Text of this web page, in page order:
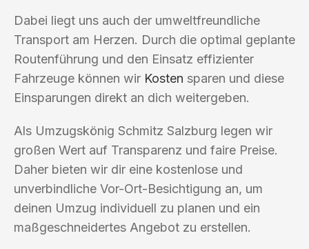
Dabei liegt uns auch der umweltfreundliche
Transport am Herzen. Durch die optimal geplante
Routenführung und den Einsatz effizienter
Fahrzeuge können wir Kosten sparen und diese
Einsparungen direkt an dich weitergeben.
Als Umzugskönig Schmitz Salzburg legen wir
großen Wert auf Transparenz und faire Preise.
Daher bieten wir dir eine kostenlose und
unverbindliche Vor-Ort-Besichtigung an, um
deinen Umzug individuell zu planen und ein
maßgeschneidertes Angebot zu erstellen.